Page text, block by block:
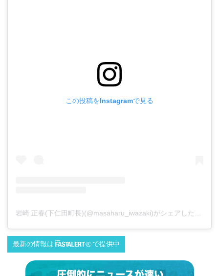
この投稿をInstagramで見る
最新の情報は で提供中